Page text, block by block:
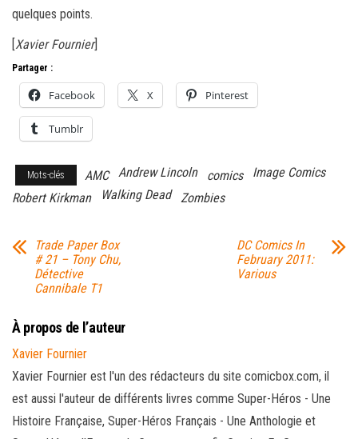
quelques points.
[Xavier Fournier]
Partager :
Facebook X Pinterest
Tumblr
Mots-clés AMC Andrew Lincoln comics
Image Comics
Robert Kirkman
Walking Dead Zombies
Trade Paper Box
# 21 – Tony Chu,
Détective
Cannibale T1
DC Comics In
February 2011:
Various
À propos de l’auteur
Xavier Fournier
Xavier Fournier est l'un des rédacteurs du site comicbox.com, il
est aussi l'auteur de différents livres comme Super-Héros - Une
Histoire Française, Super-Héros Français - Une Anthologie et